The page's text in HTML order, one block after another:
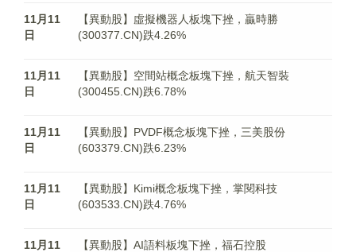
11月11
日
【異動股】虛擬機器人板塊下挫，贏時勝
(300377.CN)跌4.26%
11月11
日
【異動股】空間站概念板塊下挫，航天智裝
(300455.CN)跌6.78%
11月11
日
【異動股】PVDF概念板塊下挫，三美股份
(603379.CN)跌6.23%
11月11
日
【異動股】Kimi概念板塊下挫，掌閱科技
(603533.CN)跌4.76%
11月11
【異動股】AI語料板塊下挫，福石控股